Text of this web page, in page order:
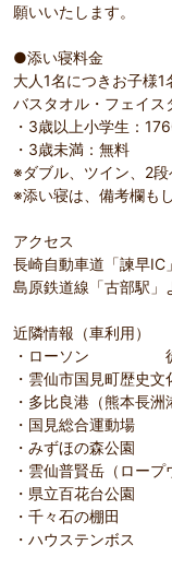
願いいたします。
●添い寝料金
大人1名につきお子様1
バスタオル・フェイス
・3歳以上小学生：
・3歳未満：無料
※ダブル、ツイン、2段
※添い寝は、備考欄も
アクセス
長崎自動車道「諫早
島原鉄道線「古部駅」
近隣情報（車利用）
・ローソン 徒
・雲仙市国見町歴史
・多比良港（熊本長
・国見総合運動
・みずほの森公
・雲仙普賢岳（ロー
・県立百花台公
・千々石の棚
・ハウステンボ